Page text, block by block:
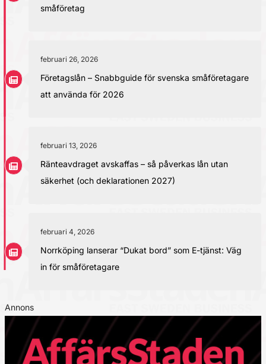
småföretag
februari 26, 2026
Företagslån – Snabbguide för svenska småföretagare
att använda för 2026
februari 13, 2026
Ränteavdraget avskaffas – så påverkas lån utan
säkerhet (och deklarationen 2027)
februari 4, 2026
Norrköping lanserar “Dukat bord” som E-tjänst: Väg
in för småföretagare
Annons